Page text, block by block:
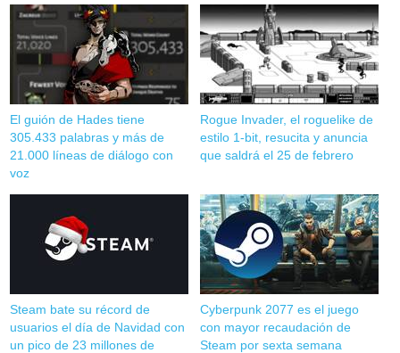
El guión de Hades tiene
305.433 palabras y más de
21.000 líneas de diálogo con
voz
Rogue Invader, el roguelike de
estilo 1-bit, resucita y anuncia
que saldrá el 25 de febrero
Steam bate su récord de
usuarios el día de Navidad con
un pico de 23 millones de
Cyberpunk 2077 es el juego
con mayor recaudación de
Steam por sexta semana